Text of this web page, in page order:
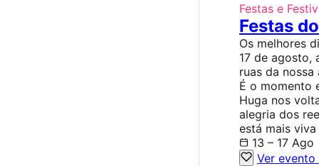
Festas e
Festas
Os melhores
17 de agosto,
ruas da
É o momento
Huga nos
alegria dos
está mais
13 – 17 Ago
Ver